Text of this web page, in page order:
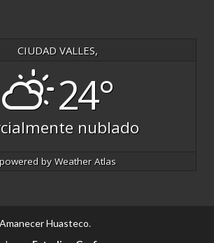
CIUDAD VALLES,
24°
nublado
powered byWeather Atlas
Amanecer Huasteco.